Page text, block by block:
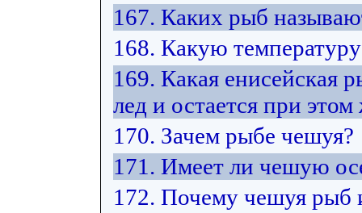
167. Каких рыб
168. Какую
169. Какая енисейская
лед и остается при
170. Зачем рыбе чешуя?
171. Имеет ли чешую
172. Почему чешуя рыб